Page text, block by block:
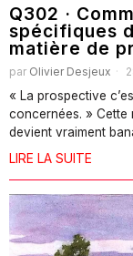
Q302 ·
spécifiques
matière de
par Olivier Desjeux
« La prospective
concernées. » Cette
devient vraiment
LIRE LA SUITE